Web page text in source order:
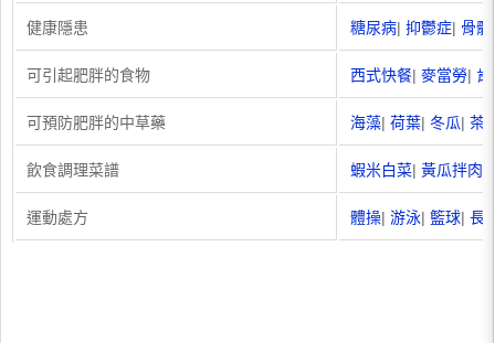
健康隱患 糖尿病| 抑鬱症| 骨
可引起肥胖的食物 西式快餐| 麥當勞|
可預防肥胖的中草藥 海藻| 荷葉| 冬瓜| 茶
飲食調理菜譜 蝦米白菜| 黃瓜拌肉
運動處方 體操| 游泳| 籃球| 長